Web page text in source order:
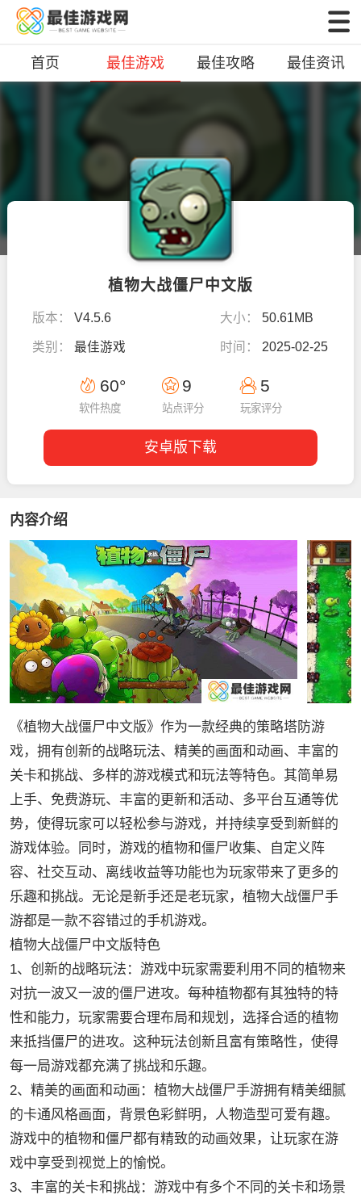
首页 最佳游戏 最佳攻略 最佳资讯
植物大战僵尸中文版
版本： V4.5.6 大小： 50.61MB
类别： 最佳游戏 时间： 2025-02-25
09:43:21
60°
软件热度
9
站点评分
5
玩家评分
安卓版下载
内容介绍
《植物大战僵尸中文版》作为一款经典的策略塔防游
戏，拥有创新的战略玩法、精美的画面和动画、丰富的
关卡和挑战、多样的游戏模式和玩法等特色。其简单易
上手、免费游玩、丰富的更新和活动、多平台互通等优
势，使得玩家可以轻松参与游戏，并持续享受到新鲜的
游戏体验。同时，游戏的植物和僵尸收集、自定义阵
容、社交互动、离线收益等功能也为玩家带来了更多的
乐趣和挑战。无论是新手还是老玩家，植物大战僵尸手
游都是一款不容错过的手机游戏。
植物大战僵尸中文版特色
1、创新的战略玩法：游戏中玩家需要利用不同的植物来
对抗一波又一波的僵尸进攻。每种植物都有其独特的特
性和能力，玩家需要合理布局和规划，选择合适的植物
来抵挡僵尸的进攻。这种玩法创新且富有策略性，使得
每一局游戏都充满了挑战和乐趣。
2、精美的画面和动画：植物大战僵尸手游拥有精美细腻
的卡通风格画面，背景色彩鲜明，人物造型可爱有趣。
游戏中的植物和僵尸都有精致的动画效果，让玩家在游
戏中享受到视觉上的愉悦。
3、丰富的关卡和挑战：游戏中有多个不同的关卡和场景